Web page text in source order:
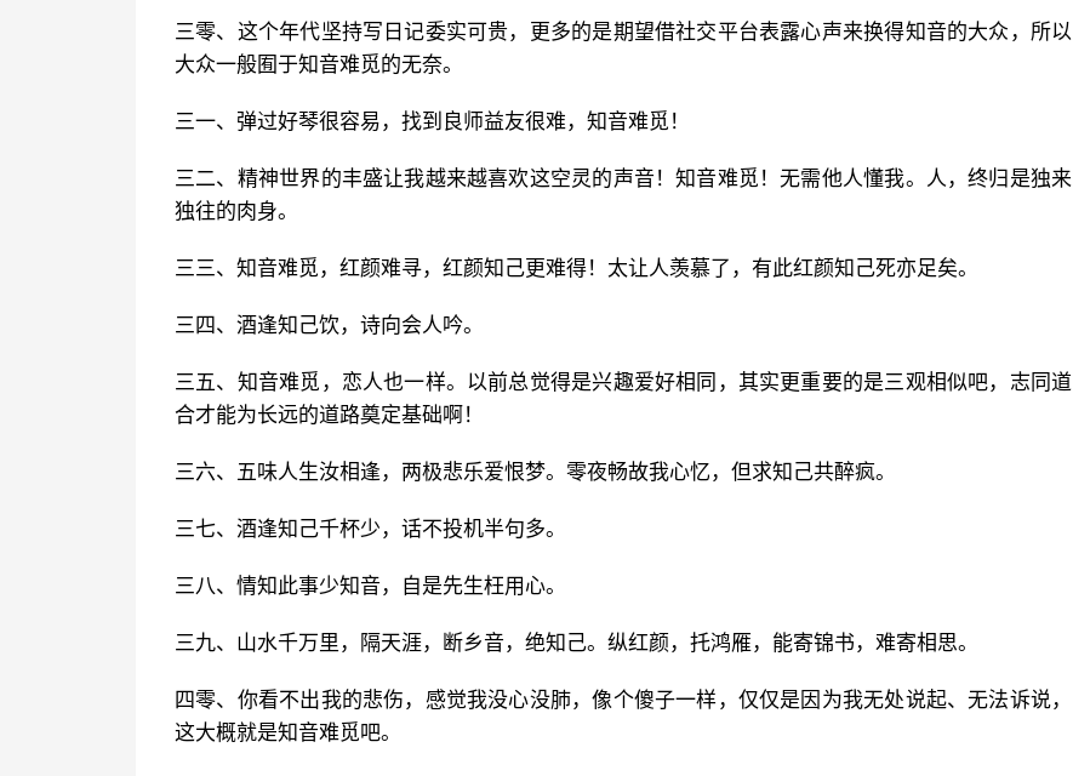
三零、这个年代坚持写日记委实可贵，更多的是期望借社交平台表露心声来换得知音的大众，所以
大众一般囿于知音难觅的无奈。
三一、弹过好琴很容易，找到良师益友很难，知音难觅！
三二、精神世界的丰盛让我越来越喜欢这空灵的声音！知音难觅！无需他人懂我。人，终归是独来
独往的肉身。
三三、知音难觅，红颜难寻，红颜知己更难得！太让人羡慕了，有此红颜知己死亦足矣。
三四、酒逢知己饮，诗向会人吟。
三五、知音难觅，恋人也一样。以前总觉得是兴趣爱好相同，其实更重要的是三观相似吧，志同道
合才能为长远的道路奠定基础啊！
三六、五味人生汝相逢，两极悲乐爱恨梦。零夜畅故我心忆，但求知己共醉疯。
三七、酒逢知己千杯少，话不投机半句多。
三八、情知此事少知音，自是先生枉用心。
三九、山水千万里，隔天涯，断乡音，绝知己。纵红颜，托鸿雁，能寄锦书，难寄相思。
四零、你看不出我的悲伤，感觉我没心没肺，像个傻子一样，仅仅是因为我无处说起、无法诉说，
这大概就是知音难觅吧。